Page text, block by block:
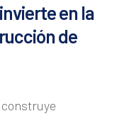
en la
de